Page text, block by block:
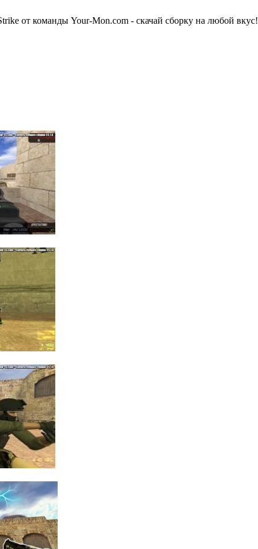
от команды Your-Mon.com - скачай сборку на любой вкус!